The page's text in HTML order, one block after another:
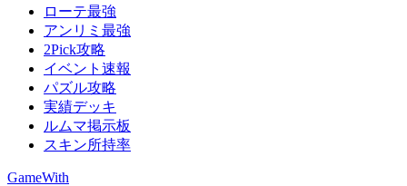
ローテ最強
アンリミ最強
2Pick攻略
イベント速報
パズル攻略
実績デッキ
ルムマ掲示板
スキン所持率
GameWith